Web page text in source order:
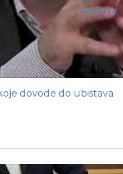
dovode do ubistava